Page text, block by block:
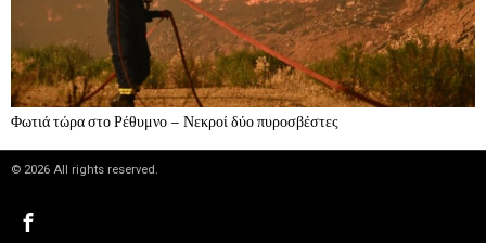
Φωτιά τώρα στο Ρέθυμνο – Νεκροί δύο πυροσβέστες
© 2026 All rights reserved.